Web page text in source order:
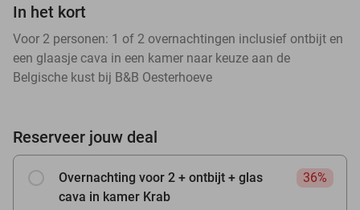
In het kort
Voor 2 personen: 1 of 2 overnachtingen inclusief ontbijt en
een glaasje cava in een kamer naar keuze aan de
Belgische kust bij B&B Oesterhoeve
Reserveer jouw deal
Overnachting voor 2 + ontbijt + glas
cava in kamer Krab
36%